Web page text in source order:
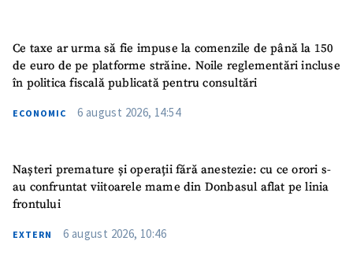
Ce taxe ar urma să fie impuse la comenzile de până la 150
de euro de pe platforme străine. Noile reglementări incluse
în politica fiscală publicată pentru consultări
ECONOMIC 6 august 2026, 14:54
Nașteri premature și operații fără anestezie: cu ce orori s-
au confruntat viitoarele mame din Donbasul aflat pe linia
frontului
EXTERN 6 august 2026, 10:46
CONTACT SURSĂ
Sursă anonimă
Email+ Emailul meu